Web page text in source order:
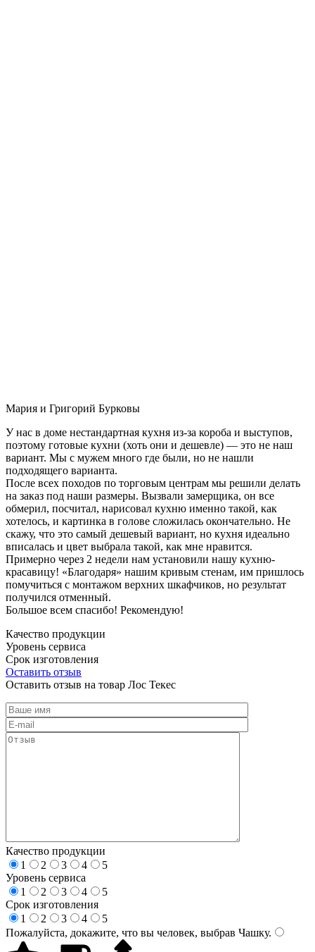
Мария и Григорий Бурковы
У нас в доме нестандартная кухня из-за короба и выступов,
поэтому готовые кухни (хоть они и дешевле) — это не наш
вариант. Мы с мужем много где были, но не нашли
подходящего варианта.
После всех походов по торговым центрам мы решили делать
на заказ под наши размеры. Вызвали замерщика, он все
обмерил, посчитал, нарисовал кухню именно такой, как
хотелось, и картинка в голове сложилась окончательно. Не
скажу, что это самый дешевый вариант, но кухня идеально
вписалась и цвет выбрала такой, как мне нравится.
Примерно через 2 недели нам установили нашу кухню-
красавицу! «Благодаря» нашим кривым стенам, им пришлось
помучиться с монтажом верхних шкафчиков, но результат
получился отменный.
Большое всем спасибо! Рекомендую!
Качество продукции
Уровень сервиса
Срок изготовления
Оставить отзыв
Оставить отзыв на товар Лос Текес
Качество продукции
1
2 3 4
5
Уровень сервиса
1
2 3 4
5
Срок изготовления
1
2 3 4
5
Пожалуйста, докажите, что вы человек, выбрав Чашку.